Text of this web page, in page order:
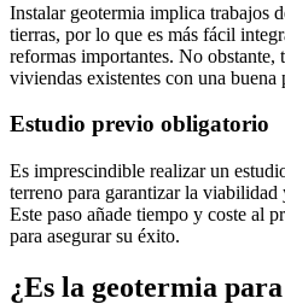
Instalar geotermia implica trabajos
tierras, por lo que es más fácil
reformas importantes. No obstante,
viviendas existentes con una
Estudio previo obligatorio
Es imprescindible realizar un
terreno para garantizar la
Este paso añade tiempo y coste al
para asegurar su éxito.
¿Es la geotermia